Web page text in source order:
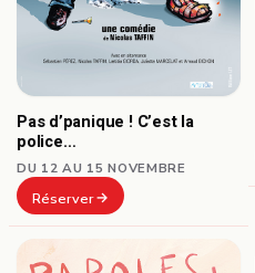
Pas d’panique ! C’est la
police…
DU 12 AU 15 NOVEMBRE
Réserver